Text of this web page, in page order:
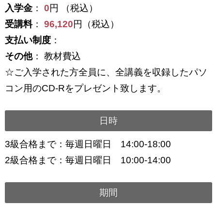
入学金 ： 0円 （税込）
受講料： 96,120円（税込）
支払い制度 ：
その他： 教材費込
☆ご入学された方全員に、全講義を収録したパソ
コン用のCD-Rをプレゼント致します。
日時
3級合格まで：毎週日曜日 14:00-18:00
2級合格まで：毎週日曜日 10:00-14:00
期間